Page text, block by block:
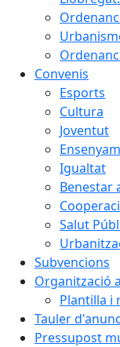
Convenis
Esports
Cultura
Joventut
Igualtat
Benestar
Salut
Subvencions
Organització
Plantilla i
Tauler
Pressupost